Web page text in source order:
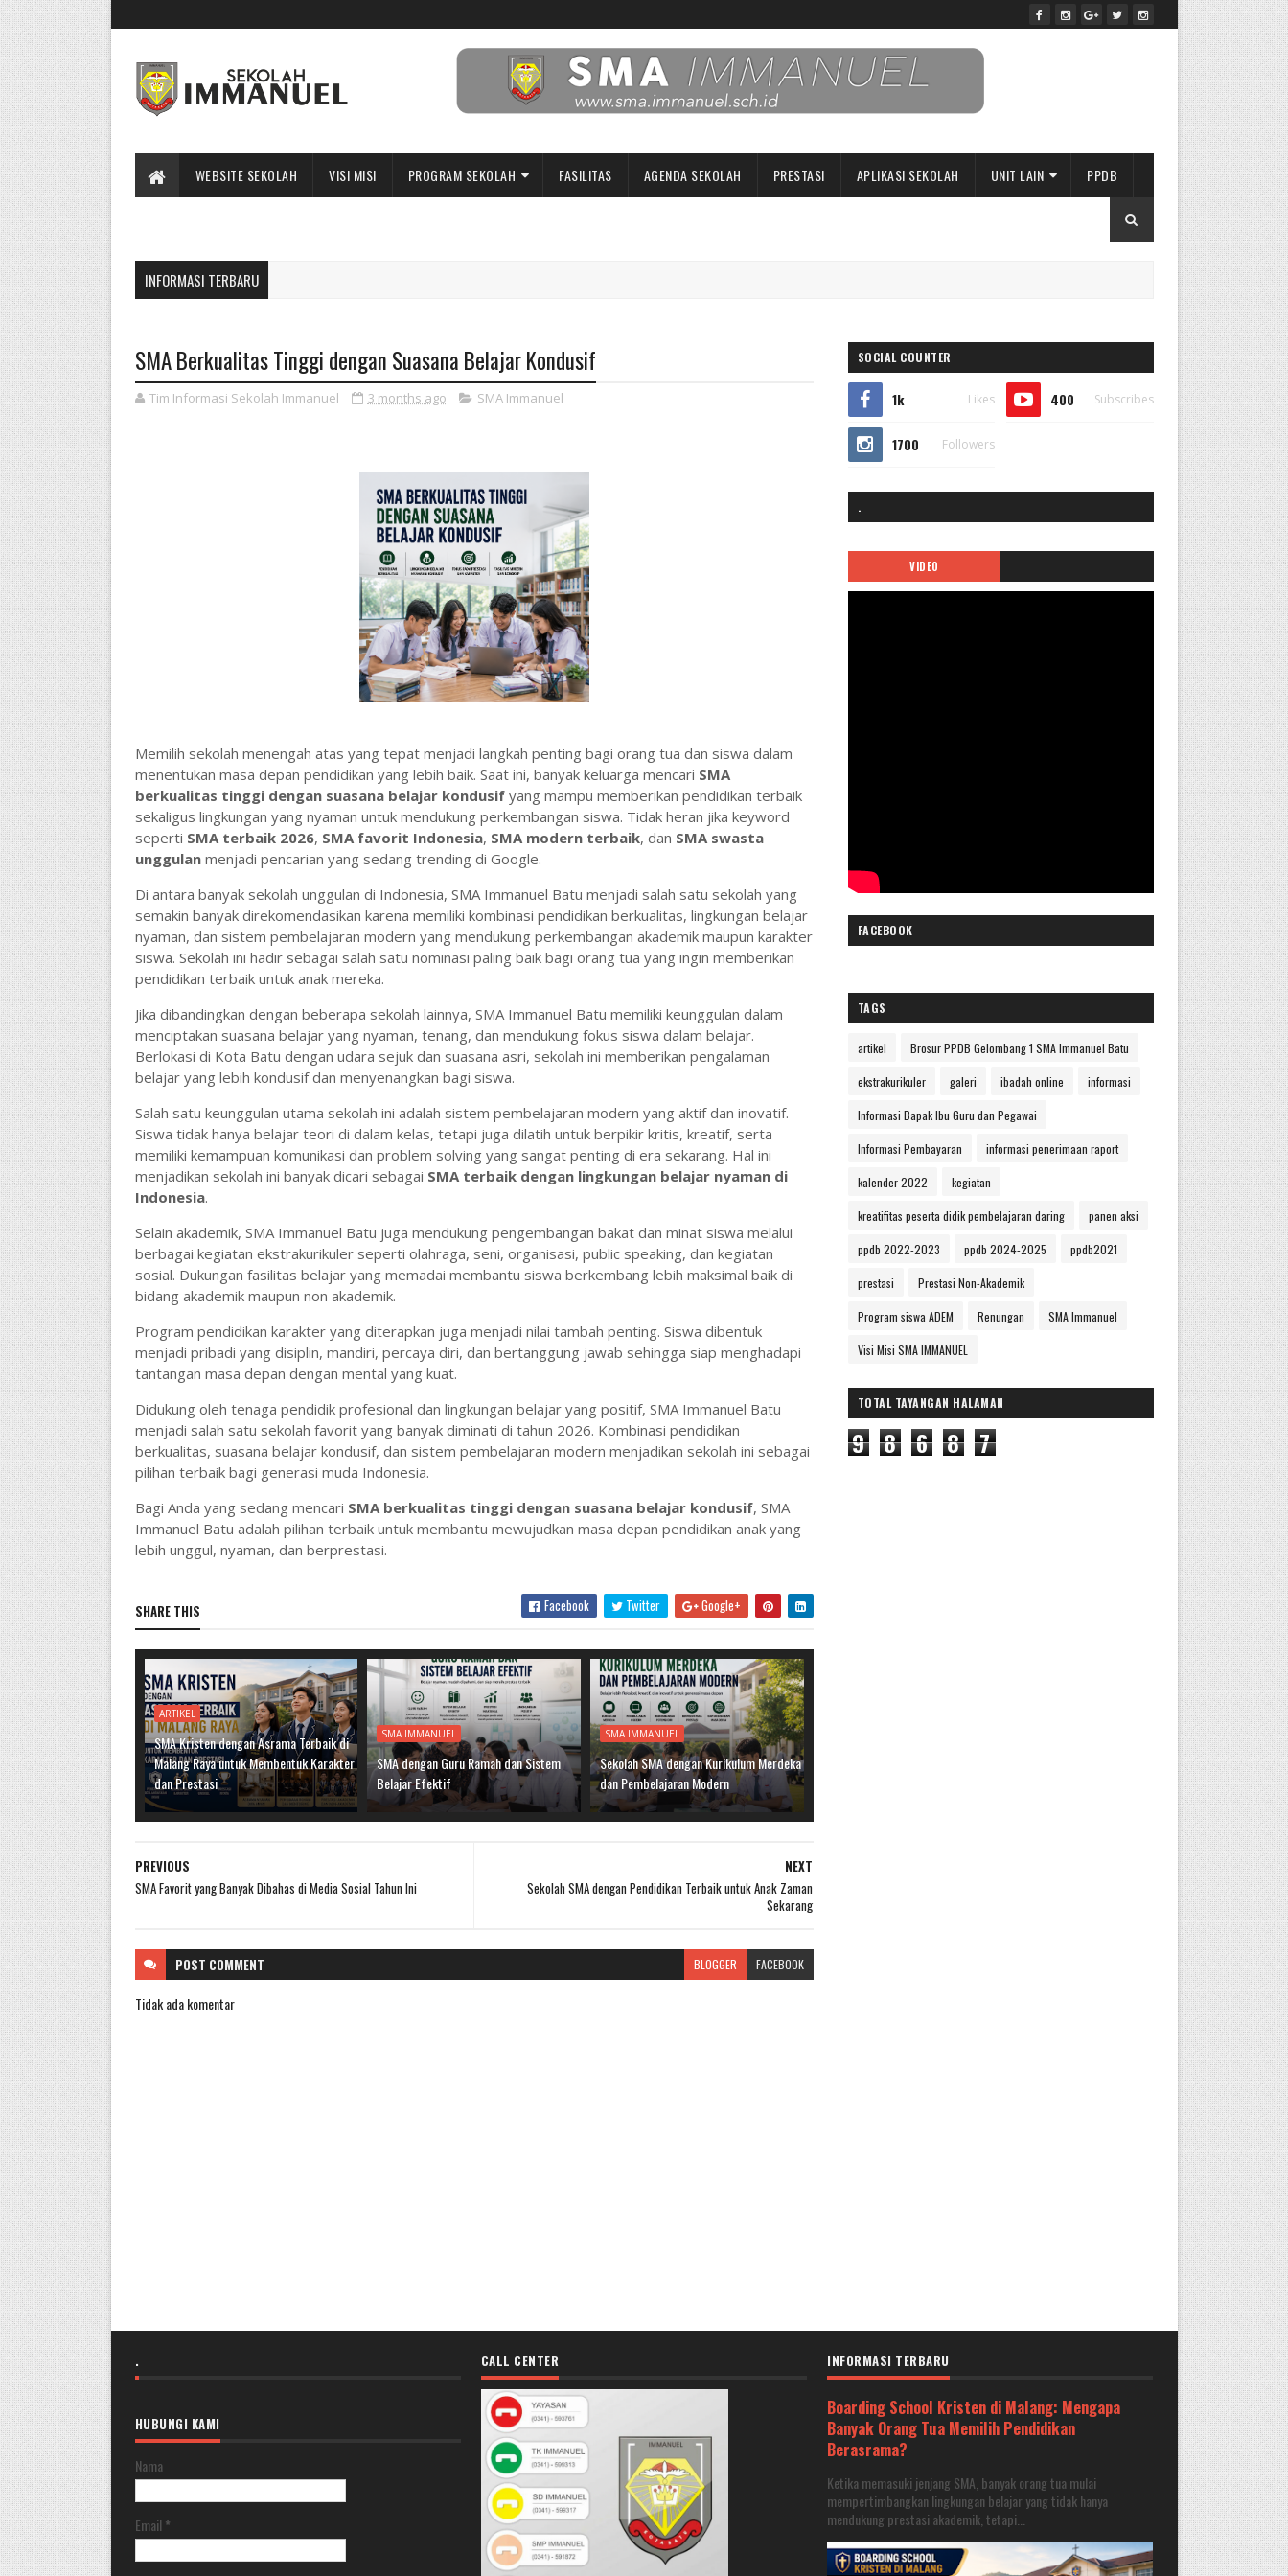
WEBSITE SEKOLAH VISI MISI PROGRAM SEKOLAH FASILITAS AGENDA SEKOLAH PRESTASI APLIKASI SEKOLAH UNIT LAIN PPDB
INFORMASI TERBARU
SMA Berkualitas Tinggi dengan Suasana Belajar Kondusif
Tim Informasi Sekolah Immanuel 3 months ago SMA Immanuel
Memilih sekolah menengah atas yang tepat menjadi langkah penting bagi orang tua dan siswa dalam
menentukan masa depan pendidikan yang lebih baik. Saat ini, banyak keluarga mencari SMA
berkualitas tinggi dengan suasana belajar kondusifyang mampu memberikan pendidikan terbaik
sekaligus lingkungan yang nyaman untuk mendukung perkembangan siswa. Tidak heran jika keyword
seperti SMA terbaik 2026, SMA favorit Indonesia, SMA modern terbaik, dan SMA swasta
unggulanmenjadi pencarian yang sedang trending di Google.
Di antara banyak sekolah unggulan di Indonesia, SMA Immanuel Batu menjadi salah satu sekolah yang
semakin banyak direkomendasikan karena memiliki kombinasi pendidikan berkualitas, lingkungan belajar
nyaman, dan sistem pembelajaran modern yang mendukung perkembangan akademik maupun karakter
siswa. Sekolah ini hadir sebagai salah satu nominasi paling baik bagi orang tua yang ingin memberikan
pendidikan terbaik untuk anak mereka.
Jika dibandingkan dengan beberapa sekolah lainnya, SMA Immanuel Batu memiliki keunggulan dalam
menciptakan suasana belajar yang nyaman, tenang, dan mendukung fokus siswa dalam belajar.
Berlokasi di Kota Batu dengan udara sejuk dan suasana asri, sekolah ini memberikan pengalaman
belajar yang lebih kondusif dan menyenangkan bagi siswa.
Salah satu keunggulan utama sekolah ini adalah sistem pembelajaran modern yang aktif dan inovatif.
Siswa tidak hanya belajar teori di dalam kelas, tetapi juga dilatih untuk berpikir kritis, kreatif, serta
memiliki kemampuan komunikasi dan problem solving yang sangat penting di era sekarang. Hal ini
menjadikan sekolah ini banyak dicari sebagai SMA terbaik dengan lingkungan belajar nyaman di
Indonesia.
Selain akademik, SMA Immanuel Batu juga mendukung pengembangan bakat dan minat siswa melalui
berbagai kegiatan ekstrakurikuler seperti olahraga, seni, organisasi, public speaking, dan kegiatan
sosial. Dukungan fasilitas belajar yang memadai membantu siswa berkembang lebih maksimal baik di
bidang akademik maupun non akademik.
Program pendidikan karakter yang diterapkan juga menjadi nilai tambah penting. Siswa dibentuk
menjadi pribadi yang disiplin, mandiri, percaya diri, dan bertanggung jawab sehingga siap menghadapi
tantangan masa depan dengan mental yang kuat.
Didukung oleh tenaga pendidik profesional dan lingkungan belajar yang positif, SMA Immanuel Batu
menjadi salah satu sekolah favorit yang banyak diminati di tahun 2026. Kombinasi pendidikan
berkualitas, suasana belajar kondusif, dan sistem pembelajaran modern menjadikan sekolah ini sebagai
pilihan terbaik bagi generasi muda Indonesia.
Bagi Anda yang sedang mencari SMA berkualitas tinggi dengan suasana belajar kondusif, SMA
Immanuel Batu adalah pilihan terbaik untuk membantu mewujudkan masa depan pendidikan anak yang
lebih unggul, nyaman, dan berprestasi.
SHARE THIS Facebook Twitter Google+
ARTIKEL
SMA Kristen dengan Asrama Terbaik di
Malang Raya untuk Membentuk Karakter
dan Prestasi
SMA IMMANUEL
SMA dengan Guru Ramah dan Sistem
Belajar Efektif
SMA IMMANUEL
Sekolah SMA dengan Kurikulum Merdeka
dan Pembelajaran Modern
NEXT
Sekolah SMA dengan Pendidikan Terbaik untuk Anak Zaman
Sekarang
PREVIOUS
SMA Favorit yang Banyak Dibahas di Media Sosial Tahun Ini
POST COMMENT BLOGGER FACEBOOK
Tidak ada komentar
SOCIAL COUNTER
1k Likes 400 Subscribes
1700 Followers
.
VIDEO
FACEBOOK
TAGS
artikel Brosur PPDB Gelombang 1 SMA Immanuel Batu
ekstrakurikuler galeri ibadah online informasi
Informasi Bapak Ibu Guru dan Pegawai
Informasi Pembayaran informasi penerimaan raport
kalender 2022 kegiatan
kreatifitas peserta didik pembelajaran daring panen aksi
ppdb 2022-2023 ppdb 2024-2025 ppdb2021
prestasi Prestasi Non-Akademik
Program siswa ADEM Renungan SMA Immanuel
Visi Misi SMA IMMANUEL
TOTAL TAYANGAN HALAMAN
9 8 6 8 7
.
HUBUNGI KAMI
Nama
Email *
CALL CENTER INFORMASI TERBARU
Boarding School Kristen di Malang: Mengapa
Banyak Orang Tua Memilih Pendidikan
Berasrama?
Ketika memasuki jenjang SMA, banyak orang tua mulai
mempertimbangkan lingkungan belajar yang tidak hanya
mendukung prestasi akademik, tetapi...